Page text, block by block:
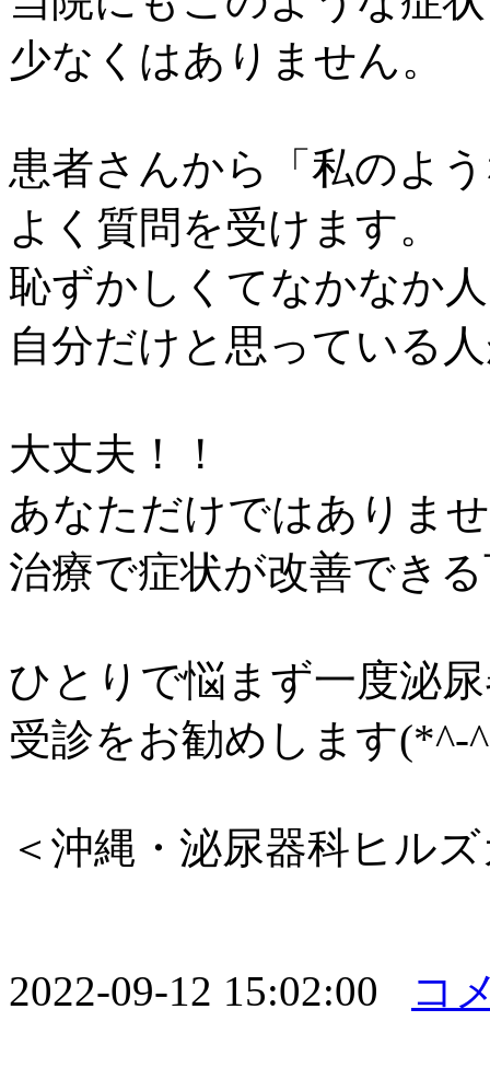
少なくはありません。
患者さんから「私のよ
よく質問を受けます。
恥ずかしくてなかなか
自分だけと思っている
大丈夫！！
あなただけではありま
治療で症状が改善でき
ひとりで悩まず一度泌
受診をお勧めします(*^-
＜沖縄・泌尿器科ヒル
2022-09-12 15:02:00 コ